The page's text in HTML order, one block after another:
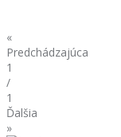
«
Predchádzajúca
1
/
1
Ďalšia
»